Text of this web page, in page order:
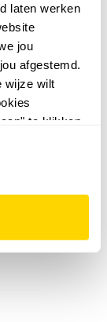
laten werken
jou
afgestemd.
wijze wilt
te klikken.